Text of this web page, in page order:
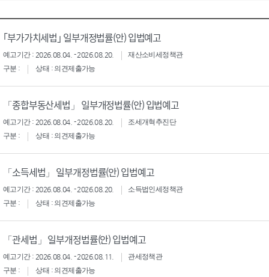
｢부가가치세법｣ 일부개정법률(안) 입법예고
예고기간 : 2026.08.04. - 2026.08.20.
재산소비세정책관
구분 :
상태 : 의견제출가능
「종합부동산세법」 일부개정법률(안) 입법예고
예고기간 : 2026.08.04. - 2026.08.20.
조세개혁추진단
구분 :
상태 : 의견제출가능
「소득세법」 일부개정법률(안) 입법예고
예고기간 : 2026.08.04. - 2026.08.20.
소득법인세정책관
구분 :
상태 : 의견제출가능
「관세법」 일부개정법률(안) 입법예고
예고기간 : 2026.08.04. - 2026.08.11.
관세정책관
구분 :
상태 : 의견제출가능